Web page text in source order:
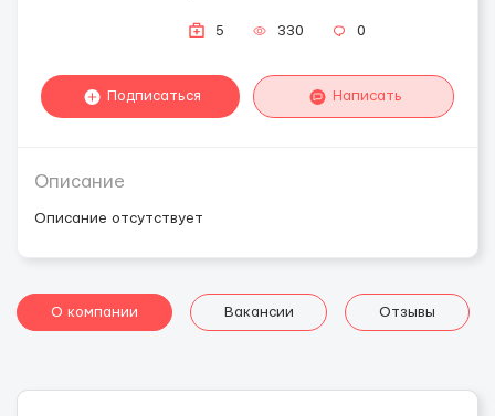
5 330 0
Подписаться Написать
Описание
Описание отсутствует
О компании Вакансии Отзывы